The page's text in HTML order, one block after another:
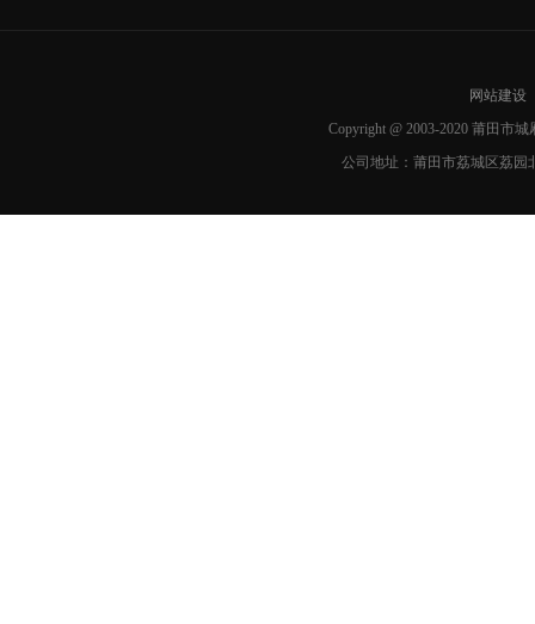
网站建设
Copyright @ 2003-2020 莆田市
公司地址：莆田市荔城区荔